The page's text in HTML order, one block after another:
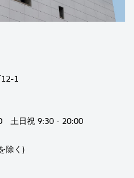
1
土日祝 9:30 - 20:00
除く)